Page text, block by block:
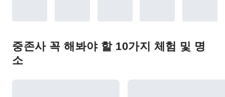
중존사 꼭 해봐야 할 10가지 체험 및 명
소